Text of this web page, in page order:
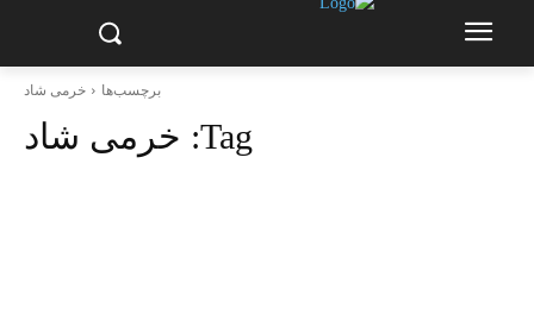
برچسب‌ها خرمی شاد
Tag: خرمی شاد